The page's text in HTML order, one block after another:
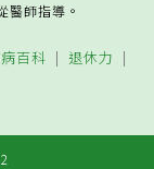
醫師指導。
百科
退休力